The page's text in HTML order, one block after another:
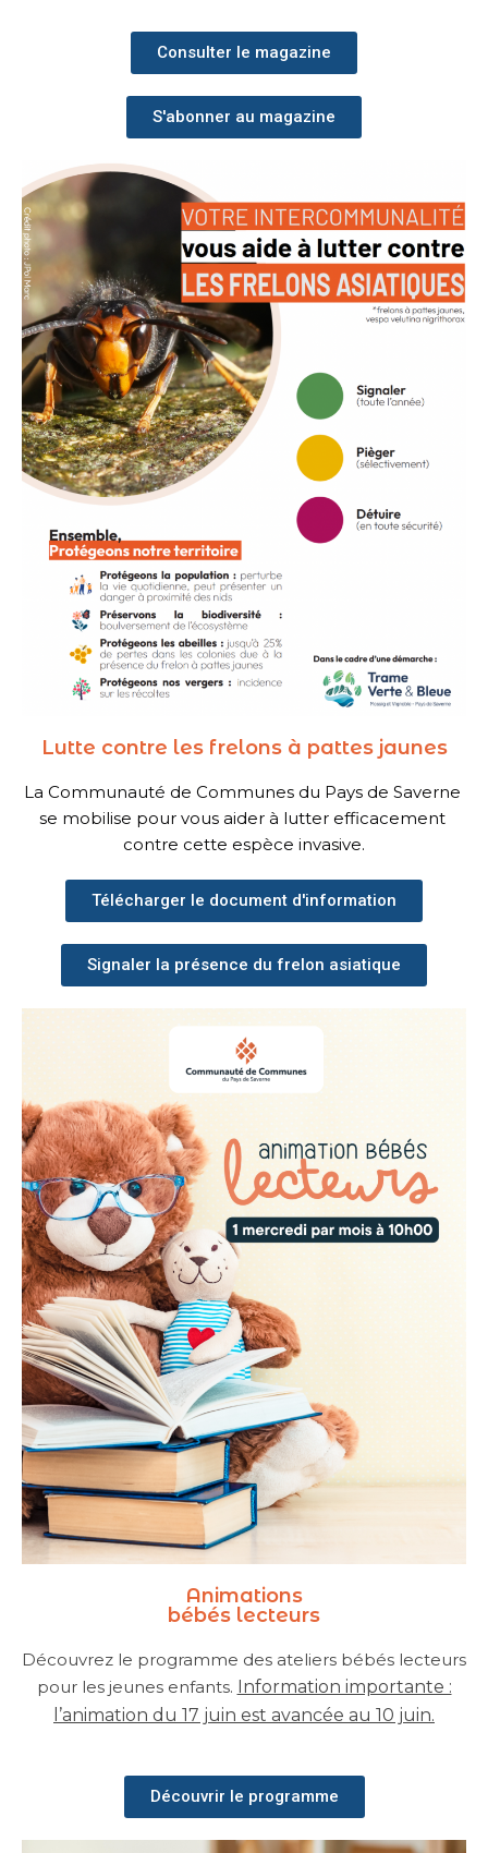
Consulter le magazine
S'abonner au magazine
Lutte contre les frelons à pattes jaunes
La Communauté de Communes du Pays de Saverne
se mobilise pour vous aider à lutter efficacement
contre cette espèce invasive.
Télécharger le document d'information
Signaler la présence du frelon asiatique
Animations
bébés lecteurs
Découvrez le programme des ateliers bébés lecteurs
pour les jeunes enfants. Information importante :
l’animation du 17 juin est avancée au 10 juin.
Découvrir le programme